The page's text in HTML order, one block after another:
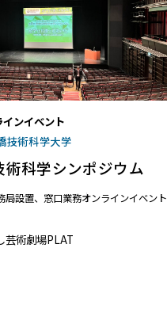
ンイベント
技術科学大学
科学シンポジウム
局設置、窓口業務オンラインイベント
芸術劇場PLAT